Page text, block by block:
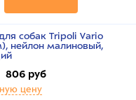
собак Tripoli Vario
нейлон малиновый,
806 руб
цену